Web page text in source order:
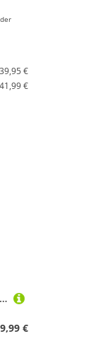
39,95 €
41,99 €
Schwalbe Marathon Racer HS429
€